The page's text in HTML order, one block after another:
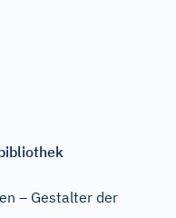
– Gestalter der